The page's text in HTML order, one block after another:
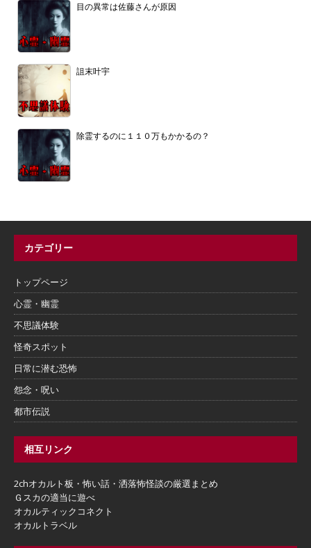
目の異常は佐藤さんが原因
詛末叶宇
除霊するのに１１０万もかかるの？
カテゴリー
トップページ
心霊・幽霊
不思議体験
怪奇スポット
日常に潜む恐怖
怨念・呪い
都市伝説
相互リンク
2chオカルト板・怖い話・洒落怖怪談の厳選まとめ
Ｇスカの適当に遊べ
オカルティックコネクト
オカルトラベル